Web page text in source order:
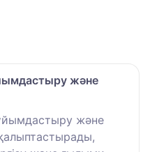
және
және